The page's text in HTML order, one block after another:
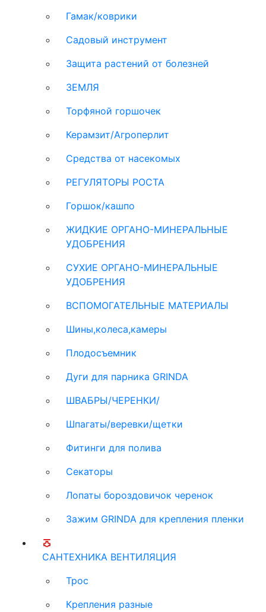
Гамак/коврики
Садовый инструмент
Защита растений от болезней
ЗЕМЛЯ
Торфяной горшочек
Керамзит/Агроперлит
Средства от насекомых
РЕГУЛЯТОРЫ РОСТА
Горшок/кашпо
ЖИДКИЕ ОРГАНО-МИНЕРАЛЬНЫЕ
УДОБРЕНИЯ
СУХИЕ ОРГАНО-МИНЕРАЛЬНЫЕ
УДОБРЕНИЯ
ВСПОМОГАТЕЛЬНЫЕ МАТЕРИАЛЫ
Шины,колеса,камеры
Плодосъемник
Дуги для парника GRINDA
ШВАБРЫ/ЧЕРЕНКИ/
Шпагаты/веревки/щетки
Фитинги для полива
Секаторы
Лопаты бороздовичок черенок
Зажим GRINDA для крепления пленки
САНТЕХНИКА ВЕНТИЛЯЦИЯ
Трос
Крепления разные